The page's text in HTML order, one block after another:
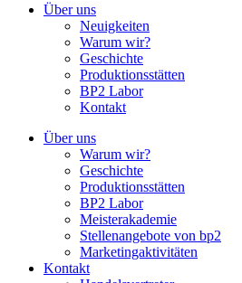
Über uns
Neuigkeiten
Warum wir?
Geschichte
Produktionsstätten
BP2 Labor
Kontakt
Über uns
Warum wir?
Geschichte
Produktionsstätten
BP2 Labor
Meisterakademie
Stellenangebote von bp2
Marketingaktivitäten
Kontakt